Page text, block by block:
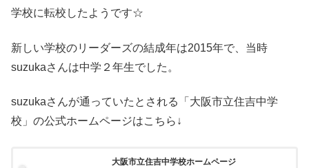
学校に転校したようです☆
新しい学校のリーダーズの結成年は2015年で、当時
suzukaさんは中学２年生でした。
suzukaさんが通っていたとされる「大阪市立住吉中学
校」の公式ホームページはこちら↓
大阪市立住吉中学校ホームページ